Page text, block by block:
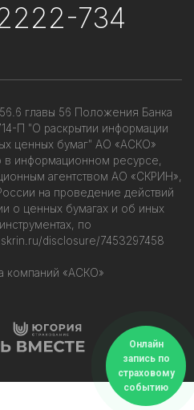
Онлайн
запись по
страховому
событию
734
главы 56 Положения Банка
П "О раскрытии информации
ценных бумаг" АО «АСКО»
в информационном ресурсе,
агентством АО «СКРИН»,
на проведение действий
о ценных бумагах и об иных
по
disclosure/7453297458
компаний «АСКО»